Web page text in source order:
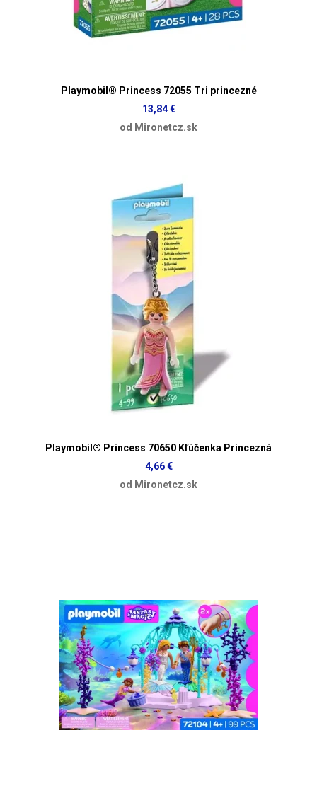
Playmobil® Princess 72055 Tri princezné
13,84 €
od Mironetcz.sk
Playmobil® Princess 70650 Kľúčenka Princezná
4,66 €
od Mironetcz.sk